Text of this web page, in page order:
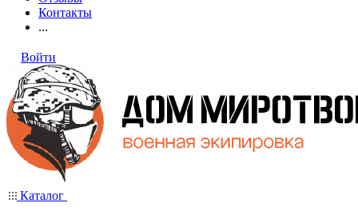
Контакты
...
Войти
Каталог